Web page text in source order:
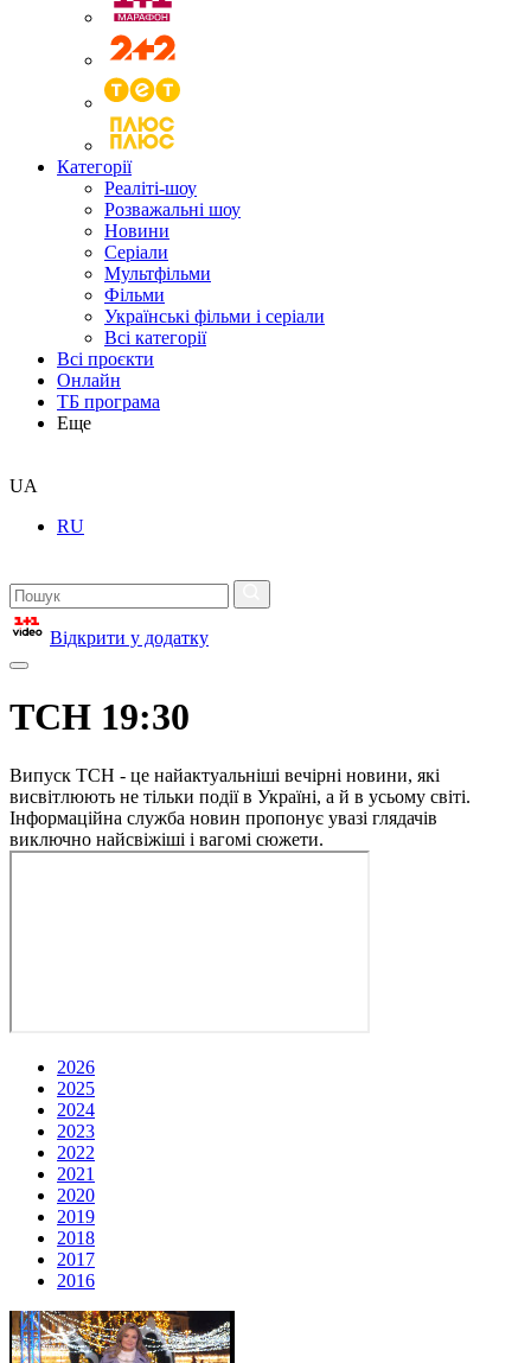
Категорії
Реаліті-шоу
Розважальні шоу
Новини
Серіали
Мультфільми
Фільми
Українські фільми і серіали
Всі категорії
Всі проєкти
Онлайн
ТБ програма
Еще
UA
RU
Відкрити у додатку
ТСН 19:30
Випуск ТСН - це найактуальніші вечірні новини, які
висвітлюють не тільки події в Україні, а й в усьому світі.
Інформаційна служба новин пропонує увазі глядачів
виключно найсвіжіші і вагомі сюжети.
2026
2025
2024
2023
2022
2021
2020
2019
2018
2017
2016